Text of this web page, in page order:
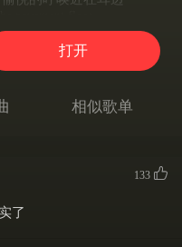
道地面
when we fall
们缓缓坠落
安居的乌托邦吗
悦的呼唤近在耳边
pavement floor
when we fall
打开
相似歌单
133
了